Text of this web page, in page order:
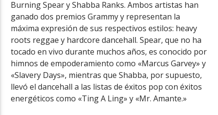
Burning Spear y Shabba Ranks. Ambos artistas han
ganado dos premios Grammy y representan la
máxima expresión de sus respectivos estilos: heavy
roots reggae y hardcore dancehall. Spear, que no ha
tocado en vivo durante muchos años, es conocido por
himnos de empoderamiento como «Marcus Garvey» y
«Slavery Days», mientras que Shabba, por supuesto,
llevó el dancehall a las listas de éxitos pop con éxitos
energéticos como «Ting A Ling» y «Mr. Amante.»